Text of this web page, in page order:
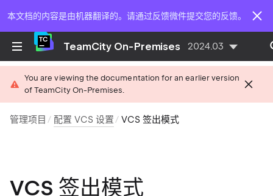
本文档的内容是由机器翻译的。请通过反馈微件提交您的反馈。
TeamCity On-Premises 2024.03
You are viewing the documentation for an earlier version
of TeamCity On-Premises.
管理项目 配置 VCS 设置 VCS 签出模式
VCS 签出模式